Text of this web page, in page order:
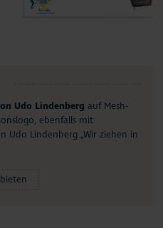
Udo Lindenberg auf Mesh-
ebenfalls mit
Udo Lindenberg „Wir ziehen in